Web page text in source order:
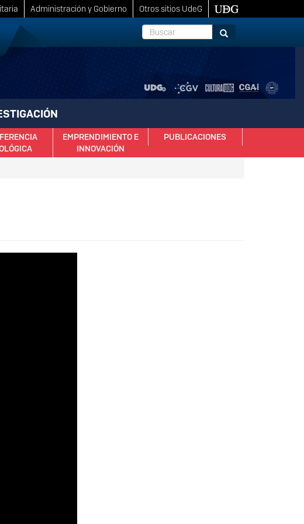
Administración y Gobierno
Otros sitios UdeG
Buscar
Buscar
EMPRENDIMIENTO E
INNOVACIÓN
PUBLICACIONES